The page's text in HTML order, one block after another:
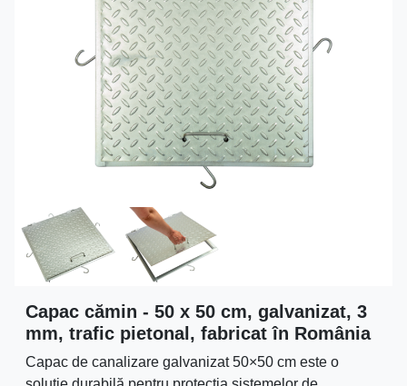
Capac cămin - 50 x 50 cm, galvanizat, 3
mm, trafic pietonal, fabricat în România
Capac de canalizare galvanizat 50×50 cm este o